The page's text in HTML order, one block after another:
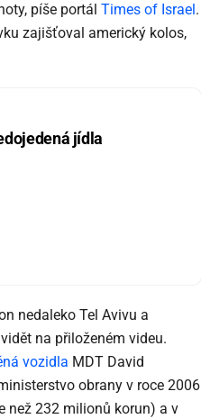
píše portál Times of Israel .
zajišťoval americký kolos,
jídla
nedaleko Tel Avivu a
na přiloženém videu.
vozidla MDT David
obrany v roce 2006
než 232 milionů korun) a v